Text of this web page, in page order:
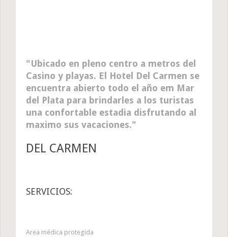
Ubicado en pleno centro a metros del
Casino y playas. El Hotel Del Carmen se
encuentra abierto todo el año em Mar
del Plata para brindarles a los turistas
una confortable estadia disfrutando al
maximo sus vacaciones.
DEL CARMEN
SERVICIOS:
Area médica protegida